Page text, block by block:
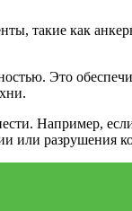
такие как
Это
Например,
или разрушения